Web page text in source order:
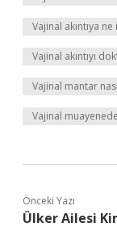
Vajinal akıntıya
Vajinal akıntıyı
Vajinal mantar
Vajinal
Önceki Yazı
Ülker Ailesi